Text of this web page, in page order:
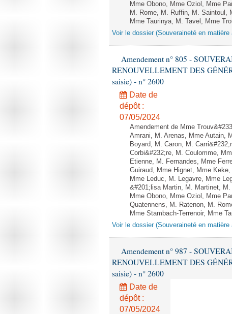
Mme Obono, Mme Oziol, Mme
M. Rome, M. Ruffin, M. Saintoul,
Mme Taurinya, M. Tavel, Mme
Voir le dossier (Souveraineté en
Amendement n° 805 -
RENOUVELLEMENT DES
saisie) - n° 2600
Date de
dépôt :
07/05/2024
Amendement de Mme
Amrani, M. Arenas, Mme Autain,
Boyard, M. Caron, M.
Corbi&#232;re, M. Coulomme,
Etienne, M. Fernandes, Mme
Guiraud, Mme Hignet, Mme
Mme Leduc, M. Legavre, Mme
&#201;lisa Martin, M. Martinet,
Mme Obono, Mme Oziol, Mme
Quatennens, M. Ratenon, M.
Mme Stambach-Terrenoir, Mme
Voir le dossier (Souveraineté en
Amendement n° 987 -
RENOUVELLEMENT DES
saisie) - n° 2600
Date de
dépôt :
07/05/2024